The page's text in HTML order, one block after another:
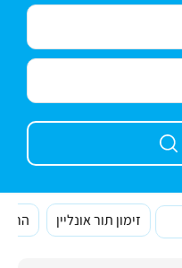
זימון תור אונליין